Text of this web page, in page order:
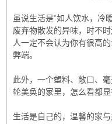
虽说生活是“如人饮水，冷
废弃物散发的异味，时不
人一定不会认为你有很高
弊端。
此外，一个塑料、敞口、
轮美奂的家里，怎么看都显
生活是自己的，温馨的家